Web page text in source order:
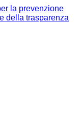
la prevenzione
della trasparenza